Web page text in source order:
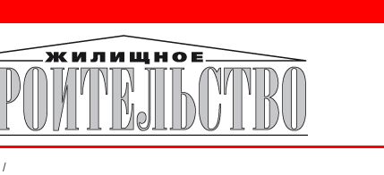
/